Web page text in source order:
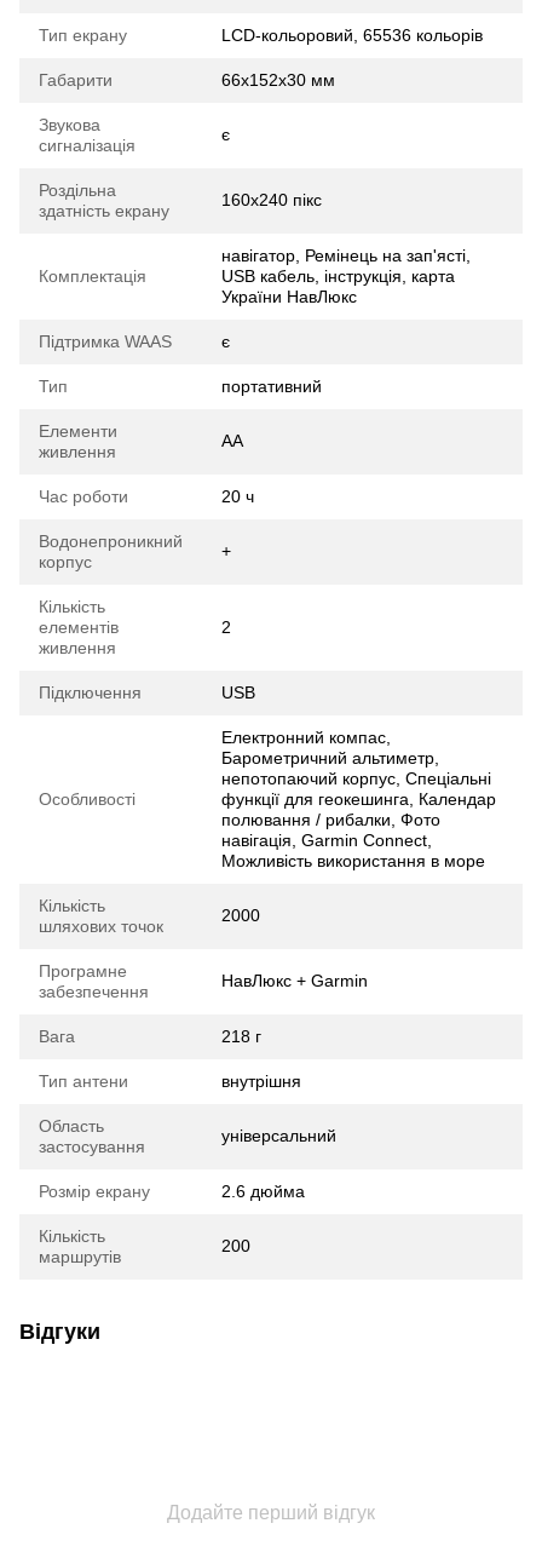
Тип екрану LCD-кольоровий, 65536 кольорів
Габарити 66x152x30 мм
Звукова
сигналізація
є
Роздільна
здатність екрану
160x240 пікс
Комплектація
навігатор, Ремінець на зап'ясті,
USB кабель, інструкція, карта
України НавЛюкс
Підтримка WAAS є
Тип портативний
Елементи
живлення
AA
Час роботи 20 ч
Водонепроникний
корпус
+
Кількість
елементів
живлення
2
Підключення USB
Особливості
Електронний компас,
Барометричний альтиметр,
непотопаючий корпус, Спеціальні
функції для геокешинга, Календар
полювання / рибалки, Фото
навігація, Garmin Connect,
Можливість використання в море
Кількість
шляхових точок
2000
Програмне
забезпечення
НавЛюкс + Garmin
Вага 218 г
Тип антени внутрішня
Область
застосування
універсальний
Розмір екрану 2.6 дюйма
Кількість
маршрутів
200
Відгуки
Додайте перший відгук